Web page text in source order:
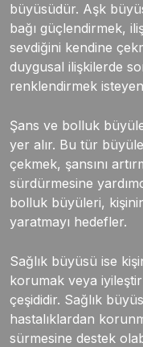
büyüsüdür. Aşk
bağı güçlendirmek,
sevdiğini kendine
duygusal ilişkilerde
renklendirmek
Şans ve bolluk
yer alır. Bu tür
çekmek, şansını
sürdürmesine
bolluk büyüleri,
yaratmayı hedefler.
Sağlık büyüsü ise
korumak veya
çeşididir. Sağlık
hastalıklardan
sürmesine destek